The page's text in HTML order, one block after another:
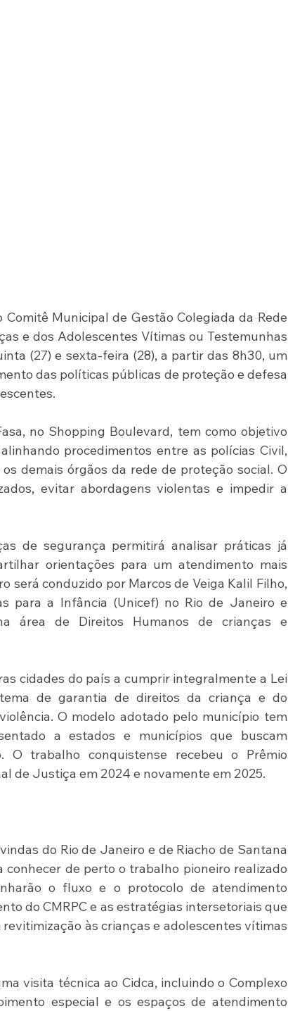
Municipal de Gestão Colegiada da Rede
e dos Adolescentes Vítimas ou Testemunhas
(27) e sexta-feira (28), a partir das 8h30, um
das políticas públicas de proteção e defesa
no Shopping Boulevard, tem como objetivo
procedimentos entre as polícias Civil,
demais órgãos da rede de proteção social. O
evitar abordagens violentas e impedir a
de segurança permitirá analisar práticas já
orientações para um atendimento mais
será conduzido por Marcos de Veiga Kalil Filho,
para a Infância (Unicef) no Rio de Janeiro e
área de Direitos Humanos de crianças e
cidades do país a cumprir integralmente a Lei
de garantia de direitos da criança e do
O modelo adotado pelo município tem
a estados e municípios que buscam
O trabalho conquistense recebeu o Prêmio
de Justiça em 2024 e novamente em 2025.
do Rio de Janeiro e de Riacho de Santana
de perto o trabalho pioneiro realizado
o fluxo e o protocolo de atendimento
do CMRPC e as estratégias intersetoriais que
às crianças e adolescentes vítimas
visita técnica ao Cidca, incluindo o Complexo
especial e os espaços de atendimento